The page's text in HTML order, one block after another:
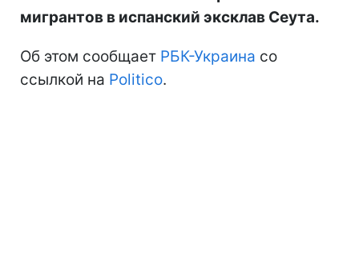
мигрантов в испанский эксклав Сеута.
Об этом сообщает РБК-Украина со
ссылкой на Politico.